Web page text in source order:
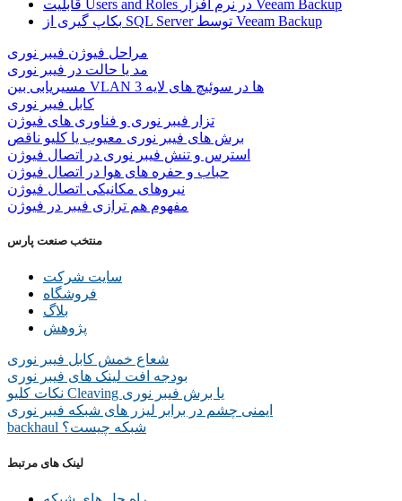
قابلیت Users and Roles در نرم افزار Veeam Backup
بکاپ گیری از SQL Server توسط Veeam Backup
مراحل فیوژن فیبر نوری
مد یا حالت در فیبر نوری
مسیریابی بین VLAN ها در سوئیچ های لایه 3
کابل فیبر نوری
تزار فیبر نوری و فناوری های فیوژن
برش های فیبر نوری معیوب یا کلیو ناقص
استرس و تنش فیبر نوری در اتصال فیوژن
حباب و حفره‌ های هوا در اتصال فیوژن
نیروهای مکانیکی اتصال فیوژن
مفهوم هم ترازی فیبر در فیوژن
منتخب صنعت پارس
سایت شرکت
فروشگاه
بلاگ
پژوهش
شعاع خمش کابل فیبر نوری
بودجه افت لینک های فیبر نوری
نکات کلیو Cleaving یا برش فیبر نوری
ایمنی چشم در برابر لیزر های شبکه فیبر نوری
backhaul شبکه چیست؟
لینک های مرتبط